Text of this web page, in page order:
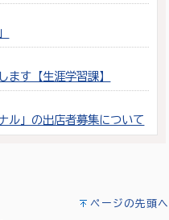
ます【生涯学習課】
ル」の出店者募集について
ページの先頭へ